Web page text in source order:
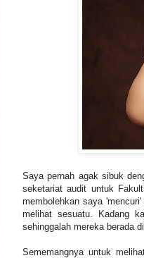
Saya pernah agak sibuk
seketariat audit untuk
membolehkan saya
melihat sesuatu. Kadang
sehinggalah mereka berada
Sememangnya untuk